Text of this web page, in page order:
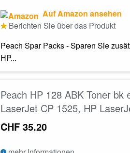
Auf Amazon ansehen
Berichten Sie über das Produkt
Peach Spar Packs - Sparen Sie
HP...
Peach HP 128 ABK Toner
LaserJet CP 1525, HP
CHF 35.20